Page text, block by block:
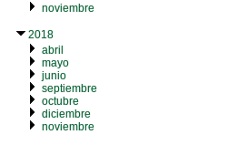
noviembre
2018
abril
mayo
junio
septiembre
octubre
diciembre
noviembre